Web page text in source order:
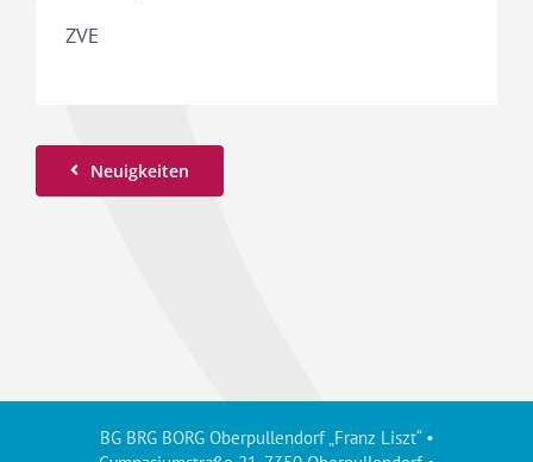
ZVE
Neuigkeiten
BG BRG BORG Oberpullendorf „Franz Liszt“ •